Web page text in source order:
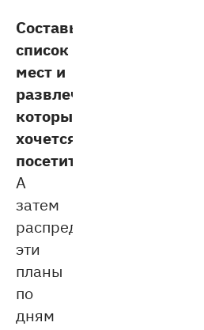
Составьте
список
мест и
развлечений,
которые
хочется
посетить.
А
затем
распределите
эти
планы
по
дням